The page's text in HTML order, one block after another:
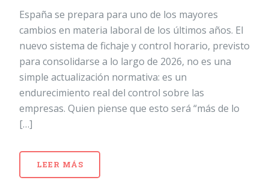
España se prepara para uno de los mayores
cambios en materia laboral de los últimos años. El
nuevo sistema de fichaje y control horario, previsto
para consolidarse a lo largo de 2026, no es una
simple actualización normativa: es un
endurecimiento real del control sobre las
empresas. Quien piense que esto será “más de lo
[…]
LEER MÁS